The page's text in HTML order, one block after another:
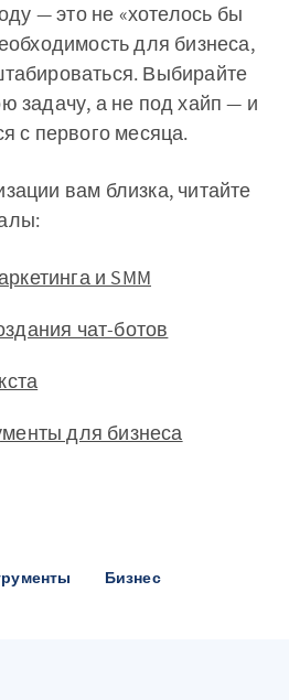
— это не «хотелось бы
для бизнеса,
Выбирайте
задачу, а не под хайп — и
с первого месяца.
вам близка, читайте
и SMM
чат-ботов
для бизнеса
Бизнес